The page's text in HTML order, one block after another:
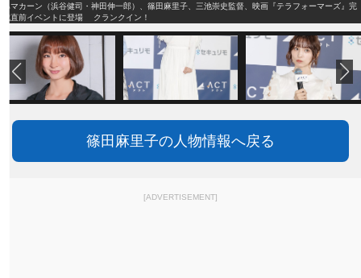
ハマカーン（浜谷健司・神田伸一郎）、篠田麻里子、三池崇史監督、映画『テラフォーマーズ』完
成直前イベントに登場 クランクイン！
篠田麻里子の人物情報へ戻る
[ADVERTISEMENT]